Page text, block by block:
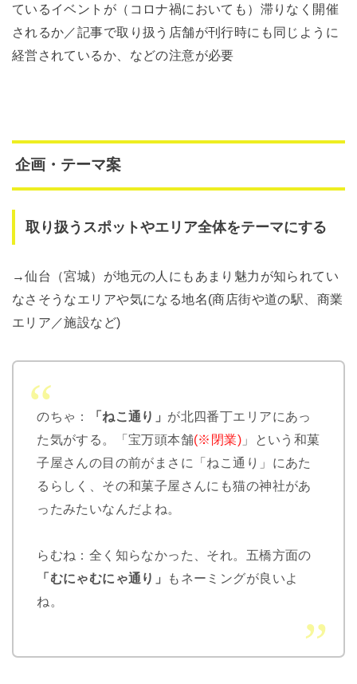
ているイベントが（コロナ禍においても）滞りなく開催
されるか／記事で取り扱う店舗が刊行時にも同じように
経営されているか、などの注意が必要
企画・テーマ案
取り扱うスポットやエリア全体をテーマにする
→仙台（宮城）が地元の人にもあまり魅力が知られてい
なさそうなエリアや気になる地名(商店街や道の駅、商業
エリア／施設など)
のちゃ： 「ねこ通り」 が北四番丁エリアにあっ
た気がする。「宝万頭本舗(※閉業) 」という和菓
子屋さんの目の前がまさに「ねこ通り」にあた
るらしく、その和菓子屋さんにも猫の神社があ
ったみたいなんだよね。
らむね：全く知らなかった、それ。五橋方面の
「むにゃむにゃ通り」
もネーミングが良いよ
ね。